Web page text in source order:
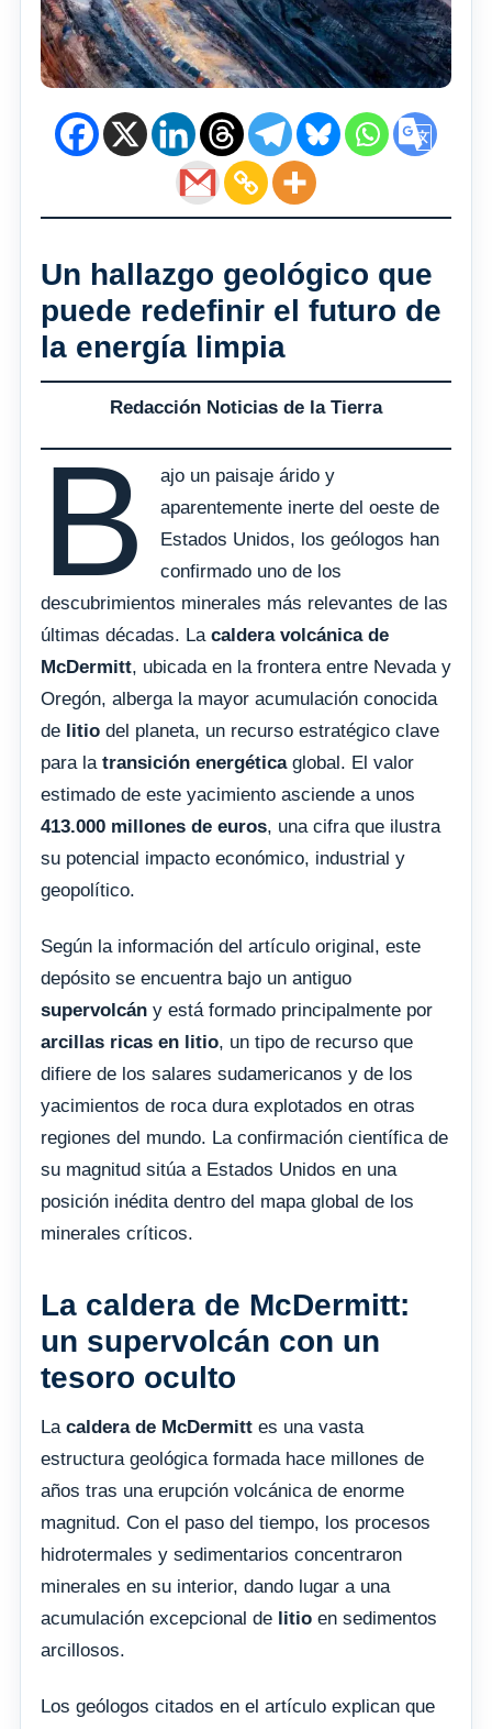
Un hallazgo geológico que
puede redefinir el futuro de
la energía limpia
Redacción Noticias de la Tierra
B
ajo un paisaje árido y
aparentemente inerte del oeste de
Estados Unidos, los geólogos han
confirmado uno de los
descubrimientos minerales más relevantes de las
últimas décadas. La caldera volcánica de
McDermitt, ubicada en la frontera entre Nevada y
Oregón, alberga la mayor acumulación conocida
de litio del planeta, un recurso estratégico clave
para la transición energéticaglobal. El valor
estimado de este yacimiento asciende a unos
413.000 millones de euros, una cifra que ilustra
su potencial impacto económico, industrial y
geopolítico.
Según la información del artículo original, este
depósito se encuentra bajo un antiguo
supervolcán y está formado principalmente por
arcillas ricas en litio, un tipo de recurso que
difiere de los salares sudamericanos y de los
yacimientos de roca dura explotados en otras
regiones del mundo. La confirmación científica de
su magnitud sitúa a Estados Unidos en una
posición inédita dentro del mapa global de los
minerales críticos.
La caldera de McDermitt:
un supervolcán con un
tesoro oculto
La caldera de McDermitt es una vasta
estructura geológica formada hace millones de
años tras una erupción volcánica de enorme
magnitud. Con el paso del tiempo, los procesos
hidrotermales y sedimentarios concentraron
minerales en su interior, dando lugar a una
acumulación excepcional de litio en sedimentos
arcillosos.
Los geólogos citados en el artículo explican que